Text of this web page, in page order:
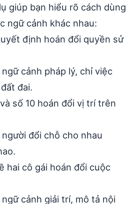
giúp bạn hiểu rõ cách dùng
ngữ cảnh khác nhau:
định hoán đổi quyền sử
cảnh pháp lý, chỉ việc
đai.
số 10 hoán đổi vị trí trên
người đổi chỗ cho nhau
hai cô gái hoán đổi cuộc
cảnh giải trí, mô tả nội